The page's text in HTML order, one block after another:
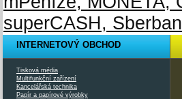
INTERNETOVÝ OBCHOD
Tisková média
Multifunkční zařízení
Kancelářská technika
Papír a papírové výrobky